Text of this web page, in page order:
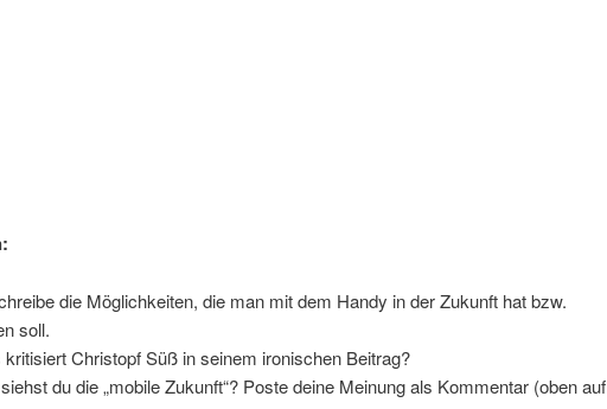
die Möglichkeiten, die man mit dem Handy in der Zukunft hat bzw.
soll.
kritisiert Christopf Süß in seinem ironischen Beitrag?
du die „mobile Zukunft“? Poste deine Meinung als Kommentar (oben auf